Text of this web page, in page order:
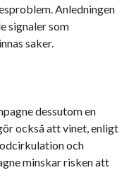
Anledningen
signaler som
saker.
dessutom en
också att vinet, enligt
och
minskar risken att